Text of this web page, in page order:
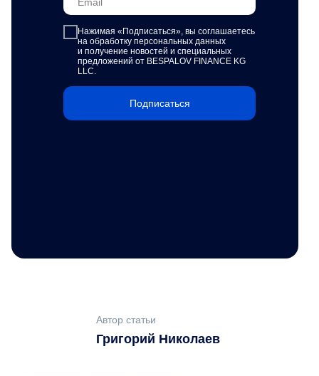
Нажимая «Подписаться», вы соглашаетесь
на обработку персональных данных
и получение новостей и специальных
предложений от BESPALOV FINANCE KG
LLC.
Подписаться
Григорий Николаев
Автор статьи